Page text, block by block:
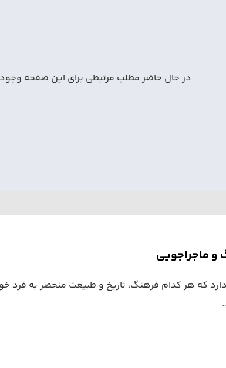
در حال حاضر مطلب مرتبطی برای این صفحه وجود
و ماجراجویی
دومین قاره بزرگ جهان است و بیش از ۵۴ کشور دارد که هر کدام فرهنگ،